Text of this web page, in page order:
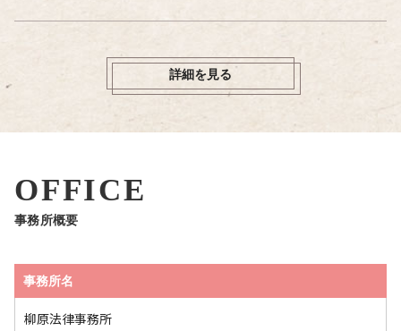
詳細を見る
OFFICE
事務所概要
事務所名
柳原法律事務所